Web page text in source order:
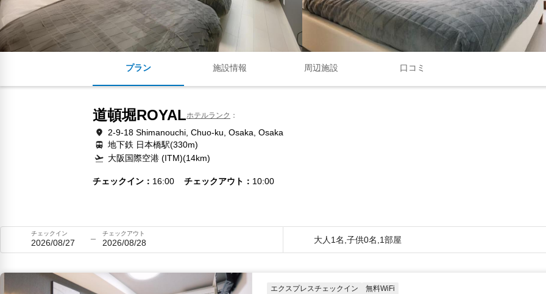
プラン 施設情報 周辺施設 口コミ
道頓堀ROYALホテルランク
2-9-18 Shimanouchi, Chuo-ku, Osaka, Osaka
地下鉄 日本橋駅(330m)
大阪国際空港 (ITM)(14km)
チェックイン 16:00 チェックアウト 10:00
チェックイン
2026/08/27
チェックアウト
2026/08/28 大人1名,子供0名,1部屋
エクスプレスチェックイン 無料WiFi